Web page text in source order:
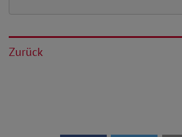
Zurück